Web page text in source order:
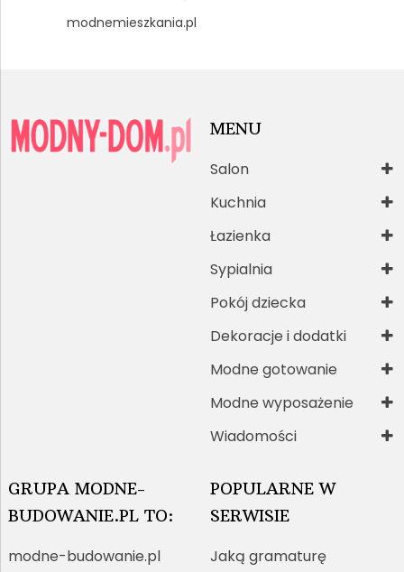
modnemieszkania.pl
MENU
Salon
Kuchnia
Łazienka
Sypialnia
Pokój dziecka
Dekoracje i dodatki
Modne gotowanie
Modne wyposażenie
Wiadomości
GRUPA MODNE-
BUDOWANIE.PL TO:
modne-budowanie.pl
POPULARNE W
SERWISIE
Jaką gramaturę